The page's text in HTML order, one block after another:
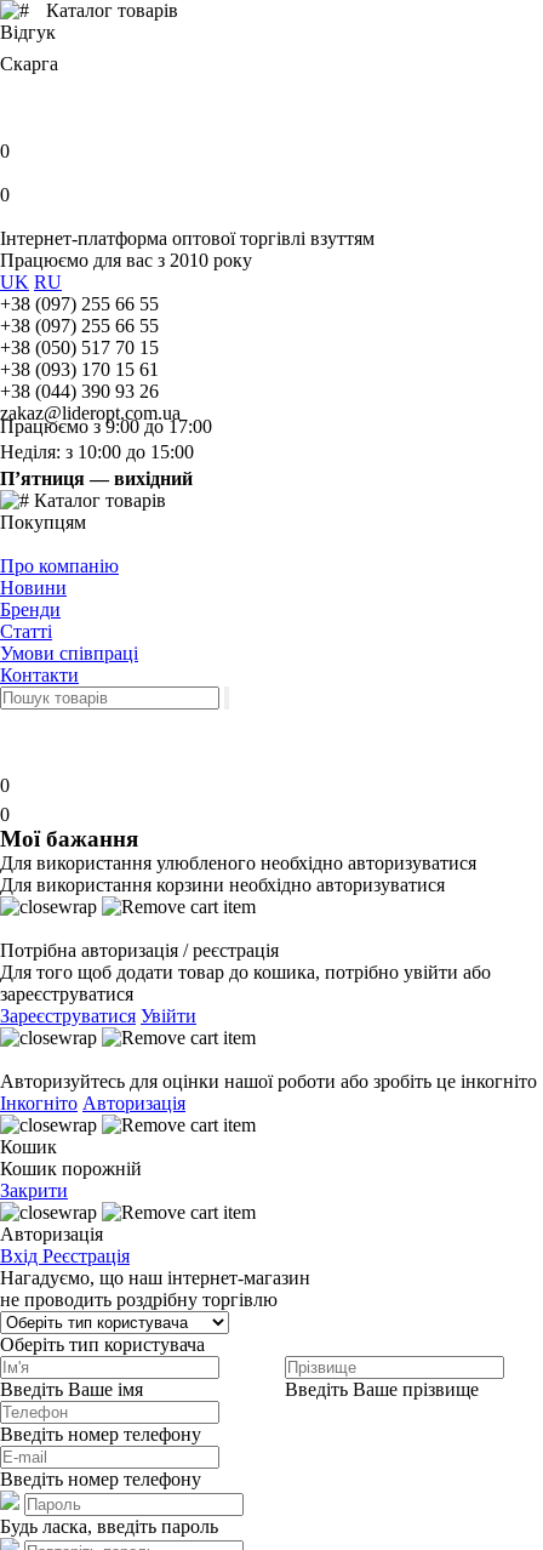
Каталог товарів
Відгук
Скарга
0
0
Інтернет-платформа оптової торгівлі взуттям
Працюємо для вас з 2010 року
UK RU
+38 (097) 255 66 55
+38 (097) 255 66 55
+38 (050) 517 70 15
+38 (093) 170 15 61
+38 (044) 390 93 26
zakaz@lideropt.com.ua
Працюємо з 9:00 до 17:00
Неділя: з 10:00 до 15:00
П’ятниця — вихідний
Каталог товарів
Покупцям
Про компанію
Новини
Бренди
Статті
Умови співпраці
Контакти
0
0
Мої бажання
Для використання улюбленого необхідно авторизуватися
Для використання корзини необхідно авторизуватися
Потрібна авторизація / реєстрація
Для того щоб додати товар до кошика, потрібно увійти або
зареєструватися
Зареєструватися Увійти
Авторизуйтесь для оцінки нашої роботи або зробіть це інкогніто
Інкогніто Авторизація
Кошик
Кошик порожній
Закрити
Авторизація
Вхід Реєстрація
Нагадуємо, що наш інтернет-магазин
не проводить роздрібну торгівлю
Оберіть тип користувача
Введіть Ваше імя Введіть Ваше прізвище
Введіть номер телефону
Введіть номер телефону
Будь ласка, введіть пароль